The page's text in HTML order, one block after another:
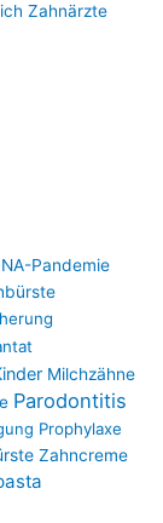
Pandemie
Milchzähne
Parodontitis
Prophylaxe
Zahncreme